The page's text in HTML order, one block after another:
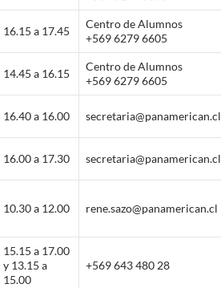
16.15 a 17.45
Centro de Alumnos
+569 6279 6605
14.45 a 16.15
Centro de Alumnos
+569 6279 6605
16.40 a 16.00 secretaria@panamerican.cl
16.00 a 17.30 secretaria@panamerican.cl
10.30 a 12.00 rene.sazo@panamerican.cl
15.15 a 17.00
y 13.15 a
15.00
+569 643 480 28